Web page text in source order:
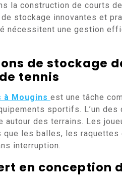
la construction de courts
stockage innovantes et
nécessitent une gestion
de stockage
tennis
Mougins est une tâche
sportifs. L’un
des terrains. Les
les balles, les
interruption.
en conception